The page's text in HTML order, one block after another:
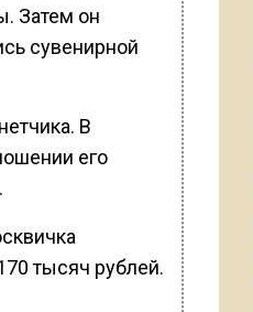
Затем он
сувенирной
В
его
тысяч рублей.